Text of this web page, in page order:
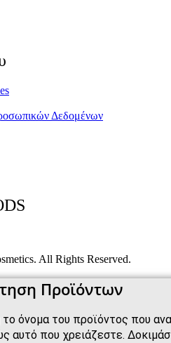
Δεδομένων
All Rights Reserved.
Προϊόντων
το όνομα του προϊόντος που
αυτό που χρειάζεστε.